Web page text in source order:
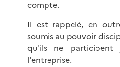
compte.
Il est rappelé, en
soumis au pouvoir
qu'ils ne participent
l'entreprise.